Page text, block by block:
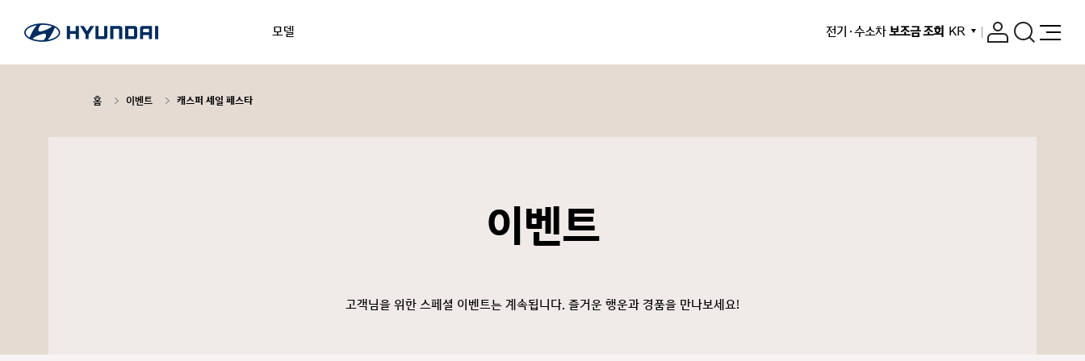
모델 전기 · 수소차보조금 조회 KR
홈 이벤트 캐스퍼 세일 페스타
이벤트
고객님을 위한 스페셜 이벤트는 계속됩니다. 즐거운 행운과 경품을 만나보세요!